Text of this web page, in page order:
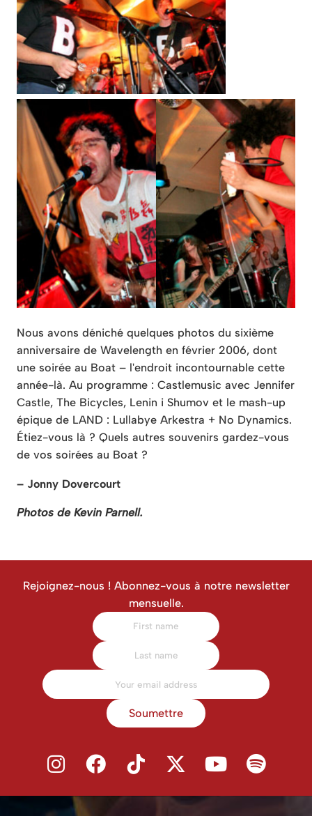
Nous avons déniché quelques photos du sixième
anniversaire de Wavelength en février 2006, dont
une soirée au Boat – l'endroit incontournable cette
année-là. Au programme : Castlemusic avec Jennifer
Castle, The Bicycles, Lenin i Shumov et le mash-up
épique de LAND : Lullabye Arkestra + No Dynamics.
Étiez-vous là ? Quels autres souvenirs gardez-vous
de vos soirées au Boat ?
– Jonny Dovercourt
Photos de Kevin Parnell.
Rejoignez-nous ! Abonnez-vous à notre newsletter
mensuelle.
Soumettre